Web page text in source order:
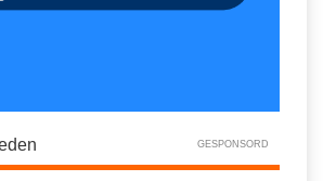
GESPONSORD